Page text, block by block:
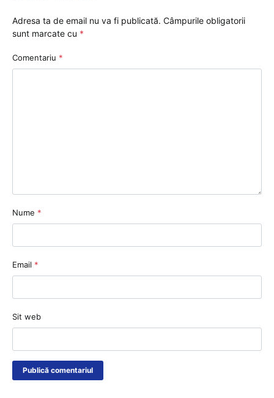
Adresa ta de email nu va fi publicată. Câmpurile obligatorii
sunt marcate cu *
Comentariu *
Nume *
Email *
Sit web